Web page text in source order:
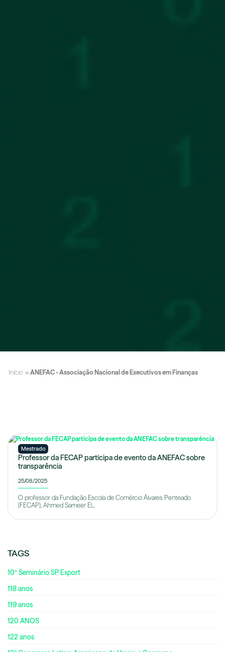
Início » ANEFAC - Associação Nacional de Executivos em Finanças
Mestrado
Professor da FECAP participa de evento da ANEFAC sobre
transparência
25/08/2025
O professor da Fundação Escola de Comércio Álvares Penteado
(FECAP), Ahmed Sameer El...
TAGS
10º Seminário SP Export
118 anos
119 anos
120 ANOS
122 anos